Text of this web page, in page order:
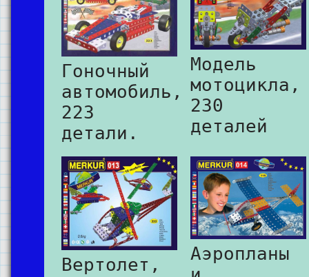
Гоночный
автомобиль,
223
детали.
Модель
мотоцикла,
230
деталей
Вертолет,
Аэропланы